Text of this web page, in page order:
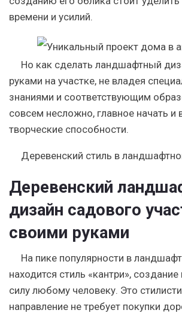
времени и усилий.
Но как сделать ландшафтный
руками на участке, не владея
знаниями и соответствующим
совсем несложно, главное начать и
творческие способности.
Деревенский стиль в
Деревенский
дизайн садового
своими руками
На пике популярности в
находится стиль «кантри»,
силу любому человеку. Это
направление не требует покупки